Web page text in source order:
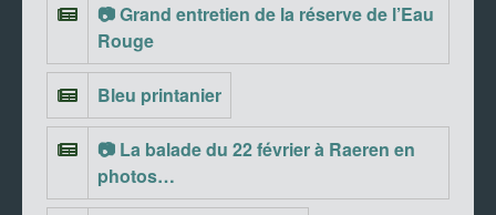
📷 Grand entretien de la réserve de l’Eau
Rouge
Bleu printanier
📷 La balade du 22 février à Raeren en
photos…